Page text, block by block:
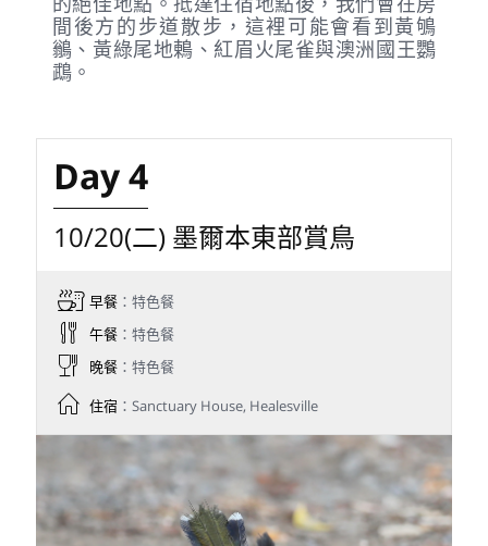
間後方的步道散步，這裡可能會看到黃鴝
鶲、黃綠尾地鶇、紅眉火尾雀與澳洲國王鸚
鵡。
Day 4
10/20(二) 墨爾本東部賞鳥
早餐：特色餐
午餐：特色餐
晚餐：特色餐
住宿：Sanctuary House, Healesville